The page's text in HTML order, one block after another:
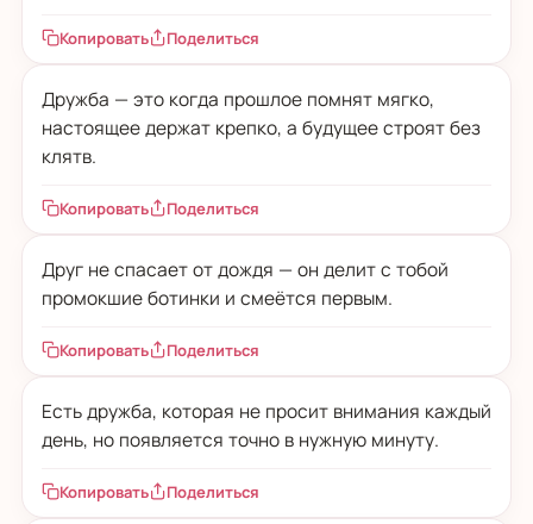
Копировать Поделиться
Дружба — это когда прошлое помнят мягко,
настоящее держат крепко, а будущее строят без
клятв.
Копировать Поделиться
Друг не спасает от дождя — он делит с тобой
промокшие ботинки и смеётся первым.
Копировать Поделиться
Есть дружба, которая не просит внимания каждый
день, но появляется точно в нужную минуту.
Копировать Поделиться